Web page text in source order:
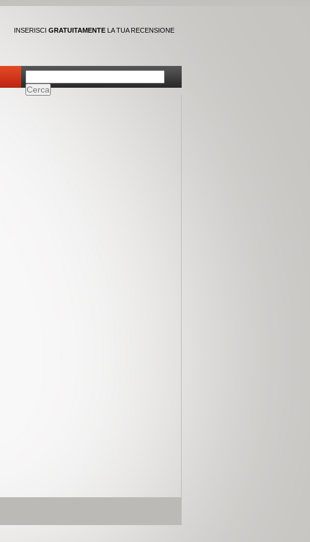
INSERISCI GRATUITAMENTELA TUA RECENSIONE